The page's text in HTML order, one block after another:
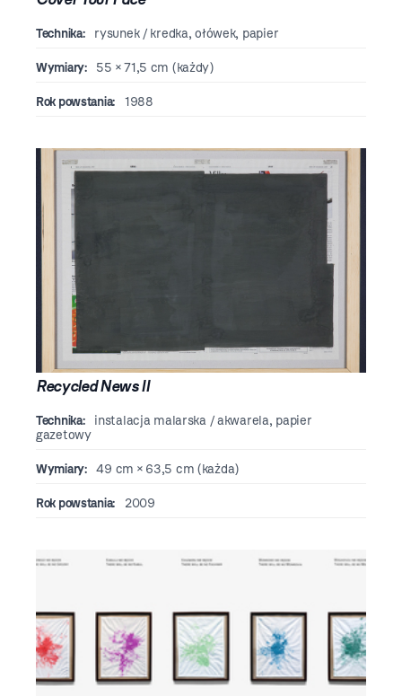
Technika: rysunek / kredka, ołówek, papier
Wymiary: 55 × 71,5 cm (każdy)
Rok powstania: 1988
Recycled News II
Technika:
instalacja malarska / akwarela, papier
gazetowy
Wymiary: 49 cm × 63,5 cm (każda)
Rok powstania: 2009